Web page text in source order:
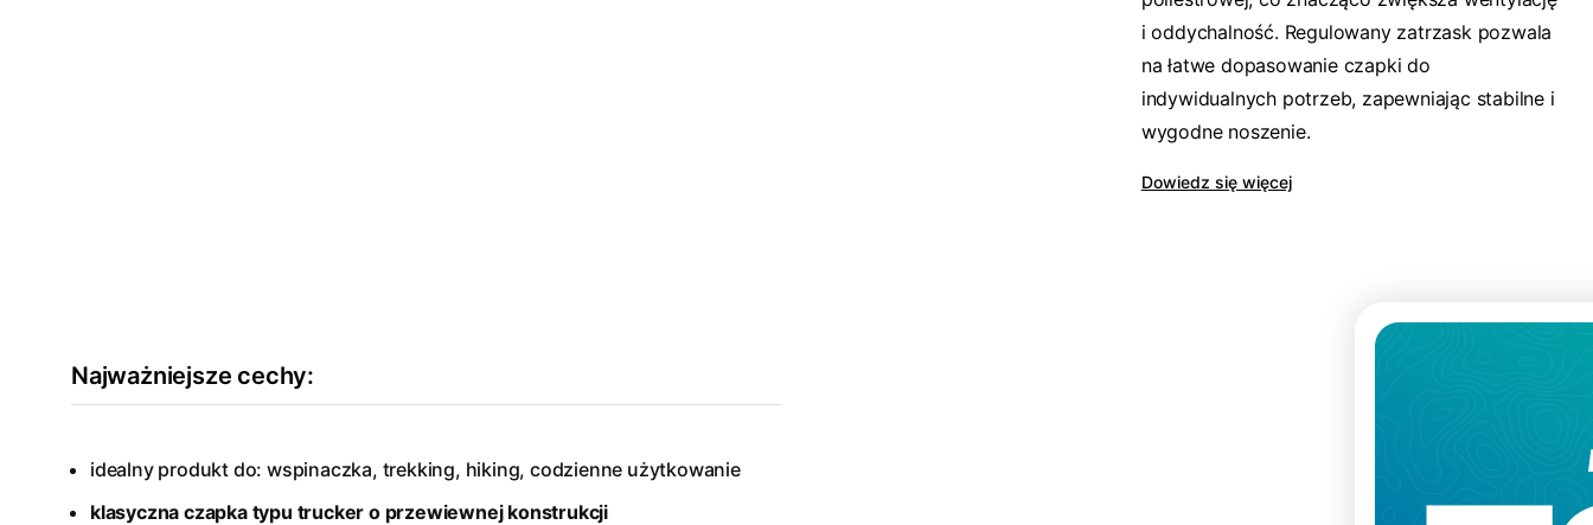
i oddychalność. Regulowany zatrzask pozwala
na łatwe dopasowanie czapki do
indywidualnych potrzeb, zapewniając stabilne i
wygodne noszenie.
Dowiedz się więcej
Najważniejsze cechy:
idealny produkt do: wspinaczka, trekking, hiking, codzienne użytkowanie
klasyczna czapka typu trucker o przewiewnej konstrukcji